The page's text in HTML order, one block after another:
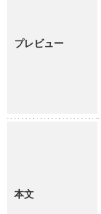
プレビュー
本文